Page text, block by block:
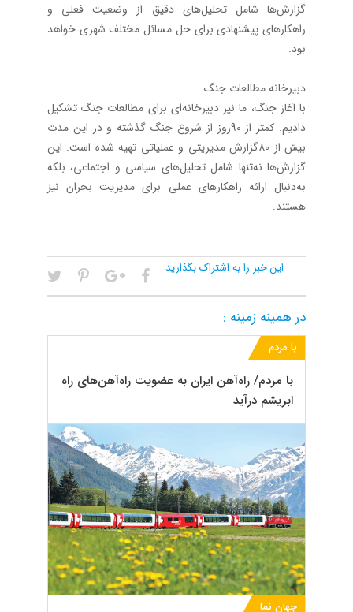
گزارش‌ها شامل تحلیل‌های دقیق از وضعیت فعلی و
راهکارهای پیشنهادی برای حل مسائل مختلف شهری خواهد
بود.
دبیرخانه مطالعات جنگ
با آغاز جنگ، ما نیز دبیرخانه‌ای برای مطالعات جنگ تشکیل
دادیم. کمتر از 90روز از شروع جنگ گذشته و در این مدت
بیش از 80گزارش مدیریتی و عملیاتی تهیه شده است. این
گزارش‌ها نه‌تنها شامل تحلیل‌های سیاسی و اجتماعی، بلکه
به‌دنبال ارائه راهکارهای عملی برای مدیریت بحران نیز
هستند.
این خبر را به اشتراک بگذارید
در همینه زمینه :
با مردم
با مردم/ راه‌آهن ایران به عضویت راه‌آهن‌های راه
ابریشم درآید
جهان نما